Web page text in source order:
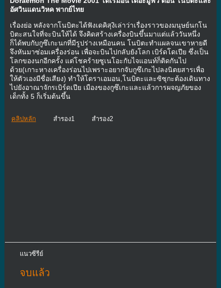
อัศวินแดนวิหค พากย์ไทย
เรื่องย่อ หลังจากโนบิตะได้ฟังเดคิสุงิเล่าว่าเรื่องราวของมนุษย์นกโน
บิตะสนใจที่จะบินให้ได้ จึงคิดสร้างเครื่องบินขึ้นมาแต่แล้ววันหนึ่ง
ก็ได้พบกับกูซึเกะนกที่มีรูปร่างเหมือนคน โนบิตะทำแผลจนเขาหายดี
จึงหันมาซ่อมเครื่องร่อน เพื่อจะบินไปกลับยังโลก เบิร์ดโดเปีย ซึ่งเป็น
โลกของนกอีกครั้ง แต่โชคร้ายซูเนโอะกับไจแอนท์ก็ติดกันไป
ด้วย(เกาะหางเครื่องร่อนไปเพราะอยากจับกูซึเกะไปลงนิตยสารเพื่อ
ให้ตัวเองมีชื่อเสียง) ทำให้โดราเอมอน,โนบิตะและซิซุกะต้องเดินทาง
ไปยังอาณาจักรเบิร์ดเปีย เมืองของกูซึเกะและแล้วการผจญภัยของ
เด็กทั้ง 5 ก็เริ่มต้นขึ้น
คลิปหลัก สำรอง1 สำรอง2
แนวซีรีย์
จบแล้ว